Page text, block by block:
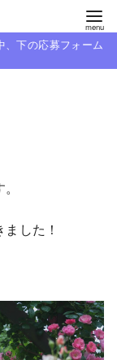
下の応募フォーム
した！